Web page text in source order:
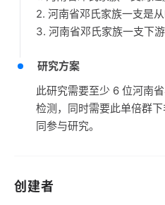
2. 河南省邓氏家族一支是
3. 河南省邓氏家族一支下
研究方案
此研究需要至少 6 位河南
检测，同时需要此单倍群
同参与研究。
创建者